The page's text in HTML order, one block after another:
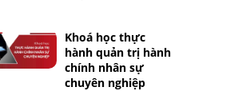
Khoá học thực
hành quản trị hành
chính nhân sự
chuyên nghiệp